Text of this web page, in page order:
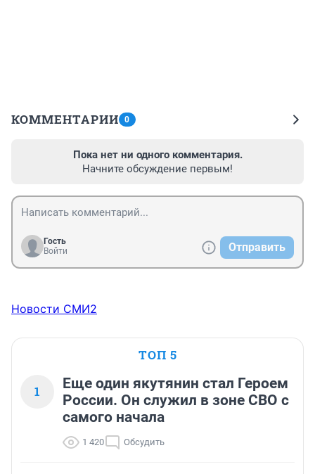
КОММЕНТАРИИ 0
Пока нет ни одного комментария.
Начните обсуждение первым!
Гость
Войти
Отправить
Новости СМИ2
ТОП 5
1
Еще один якутянин стал Героем
России. Он служил в зоне СВО с
самого начала
1 420 Обсудить